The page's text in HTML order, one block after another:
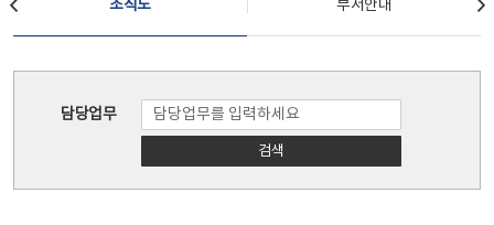
조직도 부서안내
담당업무
검색